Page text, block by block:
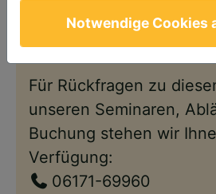
wie gewohnt – nun im
wieder zur Verfügung.
Für Rückfragen zu
unseren Seminaren,
Buchung stehen wir
Verfügung:
06171-69960
Notwendige Cookies